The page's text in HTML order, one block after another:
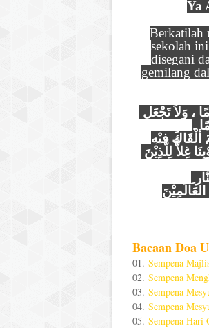
Ya
Berkatilah
sekolah
disegani
gemilang
.
ألْقَاكَ فِيْهِ
Bacaan Doa
01. Sempena
02. Sempena
03. Sempena
04. Sempena
05. Sempena Hari